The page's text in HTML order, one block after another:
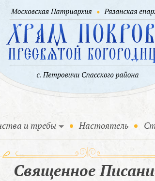
и требы Настоятель
Священное